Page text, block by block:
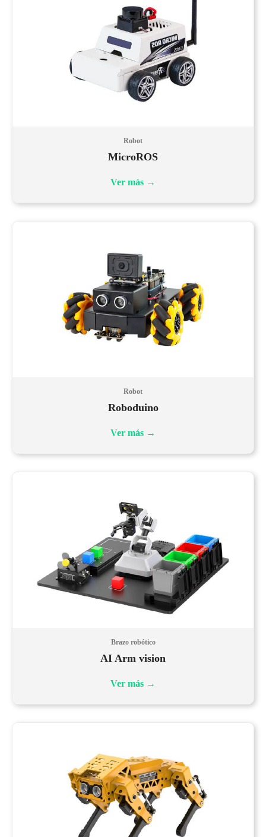
Robot
MicroROS
Ver más →
Robot
Roboduino
Ver más →
Brazo robótico
AI Arm vision
Ver más →